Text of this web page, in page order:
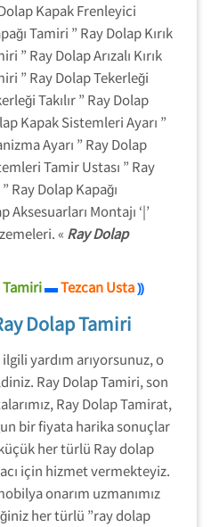
Kapak Frenleyici
Tamiri ” Ray Dolap Kırık
” Ray Dolap Arızalı Kırık
” Ray Dolap Tekerleği
Takılır ” Ray Dolap
Kapak Sistemleri Ayarı ”
Ayarı ” Ray Dolap
Tamir Ustası ” Ray
Ray Dolap Kapağı
Aksesuarları Montajı ‘|’
« Ray Dolap
Tamiri▬Tezcan Usta⸩
Dolap Tamiri
yardım arıyorsunuz, o
Ray Dolap Tamiri, son
Ray Dolap Tamirat,
bir fiyata harika sonuçlar
her türlü Ray dolap
için hizmet vermekteyiz.
onarım uzmanımız
her türlü ”ray dolap